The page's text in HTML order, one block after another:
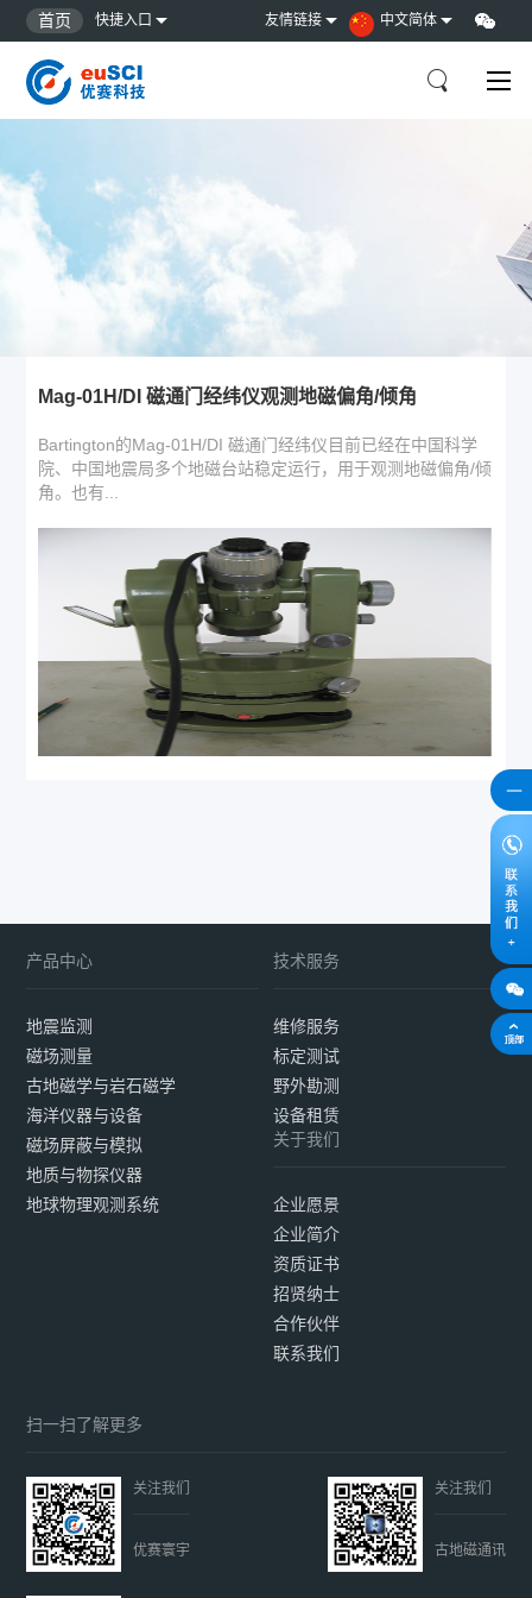
首页 快捷入口 友情链接 中文简体
Mag-01H/DI 磁通门经纬仪观测地磁偏角/倾角
Bartington的Mag-01H/DI 磁通门经纬仪目前已经在中国科学
院、中国地震局多个地磁台站稳定运行，用于观测地磁偏角/倾
角。也有...
产品中心
地震监测
磁场测量
古地磁学与岩石磁学
海洋仪器与设备
磁场屏蔽与模拟
地质与物探仪器
地球物理观测系统
技术服务
维修服务
标定测试
野外勘测
设备租赁
关于我们
企业愿景
企业简介
资质证书
招贤纳士
合作伙伴
联系我们
扫一扫了解更多
关注我们
优赛寰宇
关注我们
古地磁通讯